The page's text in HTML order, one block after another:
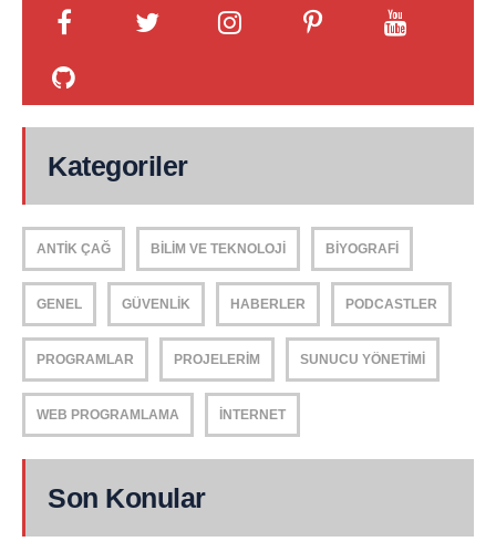
Kategoriler
ANTIK ÇAĞ BILIM VE TEKNOLOJI BIYOGRAFI
GENEL GÜVENLIK HABERLER PODCASTLER
PROGRAMLAR PROJELERIM SUNUCU YÖNETIMI
WEB PROGRAMLAMA İNTERNET
Son Konular